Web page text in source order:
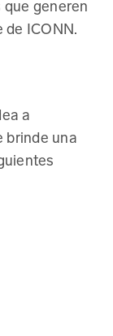
generen
ICONN.
a
brinde una